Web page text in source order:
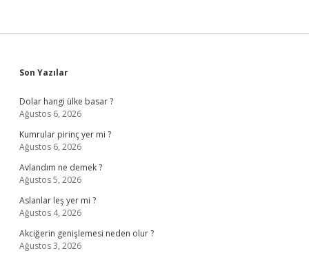
Sidebar
Son Yazılar
Dolar hangi ülke basar ?
Ağustos 6, 2026
Kumrular pirinç yer mi ?
Ağustos 6, 2026
Avlandım ne demek ?
Ağustos 5, 2026
Aslanlar leş yer mi ?
Ağustos 4, 2026
Akciğerin genişlemesi neden olur ?
Ağustos 3, 2026